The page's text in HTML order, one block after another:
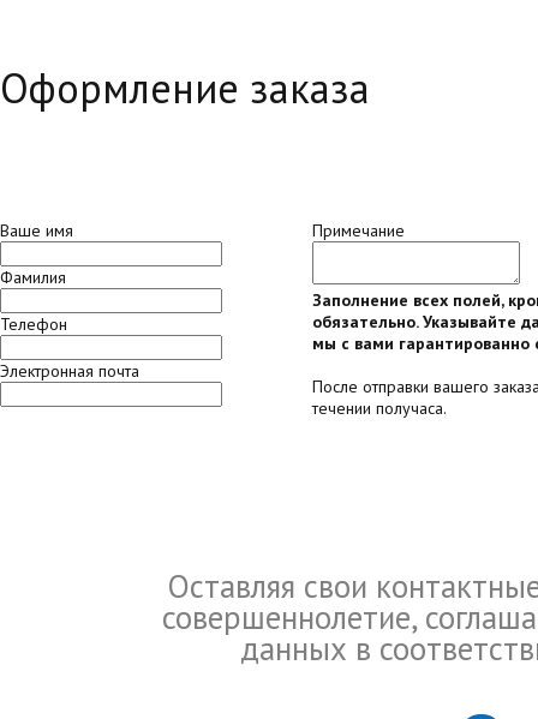
Оформление заказа
Ваше имя
Фамилия
Телефон
Электронная почта
Примечание
Заполнение всех полей,
обязательно. Указывайте
мы с вами гарантированно
После отправки вашего
течении получаса.
Оставляя свои
совершеннолетие,
данных в